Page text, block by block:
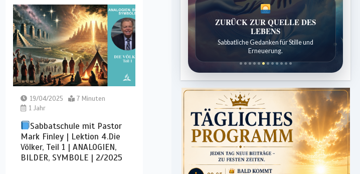
19/04/2025
7 Minuten
1 Jahr
Sabbatschule mit Pastor
Mark Finley | Lektion 4.Die
Völker, Teil 1 | ANALOGIEN,
BILDER, SYMBOLE | 2/2025
ZURÜCK ZUR QUELLE DES
LEBENS
Sabbatliche Gedanken für Stille und
Erneuerung.